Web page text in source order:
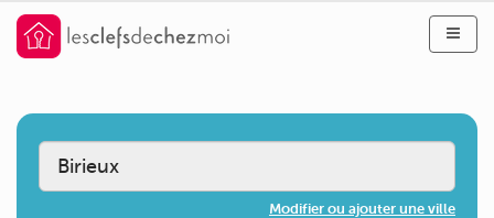
Modifier ou ajouter une ville